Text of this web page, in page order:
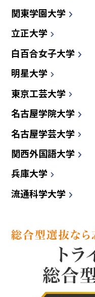
関東学園大学
立正大学
白百合女子大学
明星大学
東京工芸大学
名古屋学院大学
名古屋学芸大学
関西外国語大学
兵庫大学
流通科学大学